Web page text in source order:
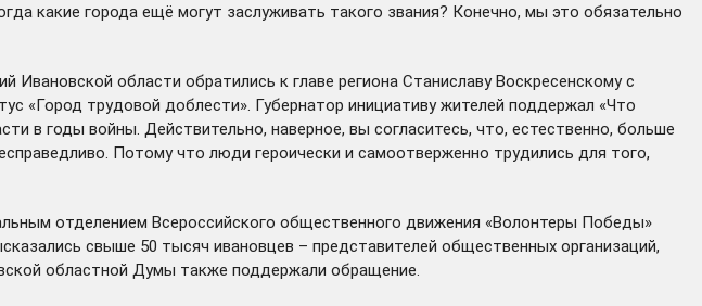
какие города ещё могут заслуживать такого звания? Конечно, мы это обязательно
Ивановской области обратились к главе региона Станиславу Воскресенскому с
«Город трудовой доблести». Губернатор инициативу жителей поддержал «Что
в годы войны. Действительно, наверное, вы согласитесь, что, естественно, больше
Потому что люди героически и самоотверженно трудились для того,
отделением Всероссийского общественного движения «Волонтеры Победы»
свыше 50 тысяч ивановцев – представителей общественных организаций,
областной Думы также поддержали обращение.